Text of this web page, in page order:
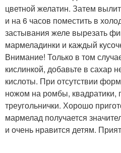
цветной желатин. Затем
и на 6 часов поместить в
застывания желе вырезать
мармеладинки и каждый
Внимание! Только в том
кислинкой, добавьте в сахар
кислоты. При отсутствии
ножом на ромбы, квадратики,
треугольнички. Хорошо
мармелад получается
и очень нравится детям.